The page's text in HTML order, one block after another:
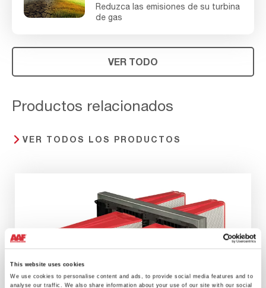
This website uses cookies
We use cookies to personalise content and ads, to provide social media features and to
analyse our traffic. We also share information about your use of our site with our social
Reduzca las emisiones de su turbina
de gas
VER TODO
Productos relacionados
VER TODOS LOS PRODUCTOS